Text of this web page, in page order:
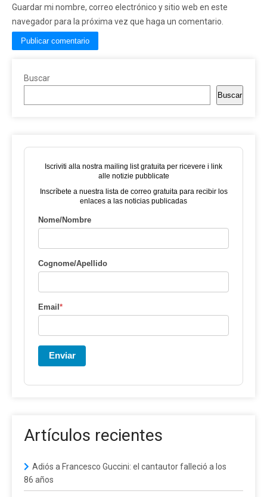
Guardar mi nombre, correo electrónico y sitio web en este
navegador para la próxima vez que haga un comentario.
Buscar
Buscar
Iscriviti alla nostra mailing list gratuita per ricevere i link
alle notizie pubblicate
Inscríbete a nuestra lista de correo gratuita para recibir los
enlaces a las noticias publicadas
Nome/Nombre
Cognome/Apellido
Email*
Enviar
Artículos recientes
Adiós a Francesco Guccini: el cantautor falleció a los
86 años